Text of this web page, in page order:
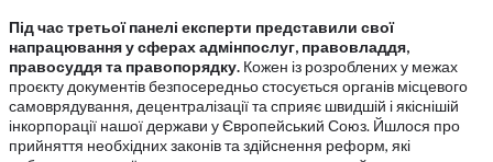
Під час третьої панелі експерти представили свої
напрацювання у сферах адмінпослуг, правовладдя,
правосуддя та правопорядку. Кожен із розроблених у межах
проєкту документів безпосередньо стосується органів місцевого
самоврядування, децентралізації та сприяє швидшій і якіснішій
інкорпорації нашої держави у Європейський Союз. Йшлося про
прийняття необхідних законів та здійснення реформ, які